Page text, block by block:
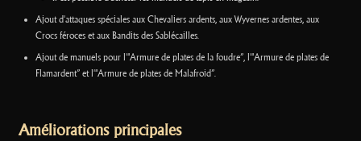
Ajout d'attaques spéciales aux Chevaliers ardents, aux Wyvernes ardentes, aux
Crocs féroces et aux Bandits des Sablécailles.
Ajout de manuels pour l'"Armure de plates de la foudre”, l'"Armure de plates de
Flamardent” et l'"Armure de plates de Malafroid”.
Améliorations principales